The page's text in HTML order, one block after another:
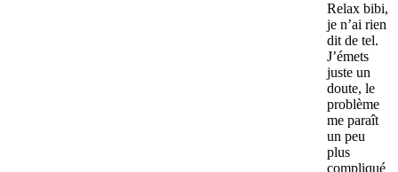
Relax bibi,
je n’ai rien
dit de tel.
J’émets
juste un
doute, le
problème
me paraît
un peu
plus
compliqué